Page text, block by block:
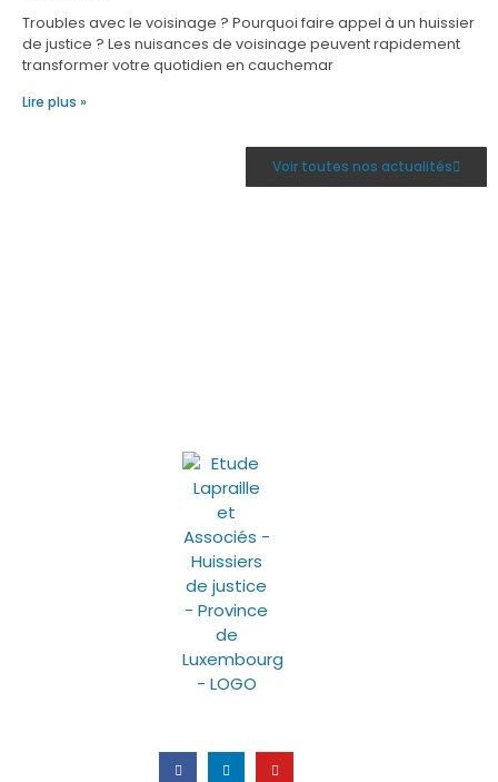
Troubles avec le voisinage ? Pourquoi faire appel à un huissier
de justice ? Les nuisances de voisinage peuvent rapidement
transformer votre quotidien en cauchemar
Lire plus »
Voir toutes nos actualités